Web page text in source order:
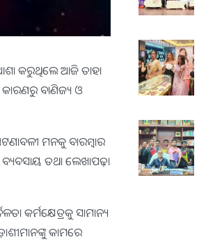
କରୁଥିଲେ ଆଜି ତାହା
କାରଣରୁ ବାଣିଜ୍ୟ ଓ
ମନକୁ ବାରମ୍ବାର
ତଥା ଲେଖାପଢ଼ା
ସାମାନ୍ୟ
କାମରେ